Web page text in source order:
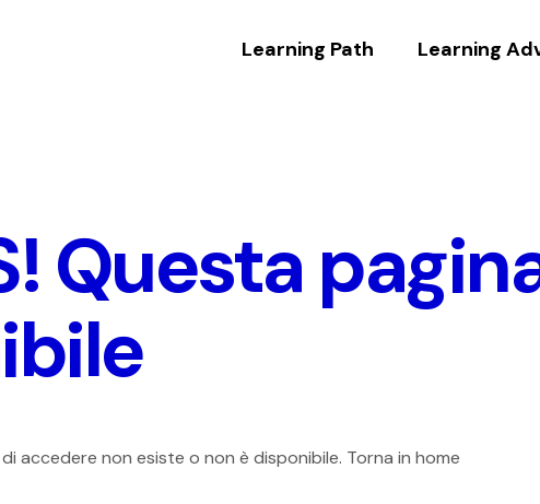
Learning Path Learning
Questa
accedere non esiste o non è disponibile. Torna in home